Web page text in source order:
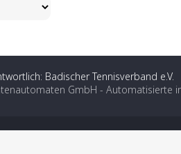
Badischer Tennisverband e.V.
GmbH - Automatisierte